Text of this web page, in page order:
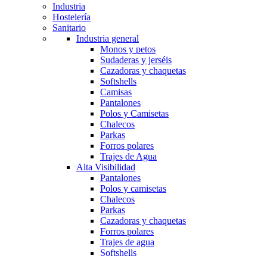
Industria
Hostelería
Sanitario
Industria general
Monos y petos
Sudaderas y jerséis
Cazadoras y chaquetas
Softshells
Camisas
Pantalones
Polos y Camisetas
Chalecos
Parkas
Forros polares
Trajes de Agua
Alta Visibilidad
Pantalones
Polos y camisetas
Chalecos
Parkas
Cazadoras y chaquetas
Forros polares
Trajes de agua
Softshells